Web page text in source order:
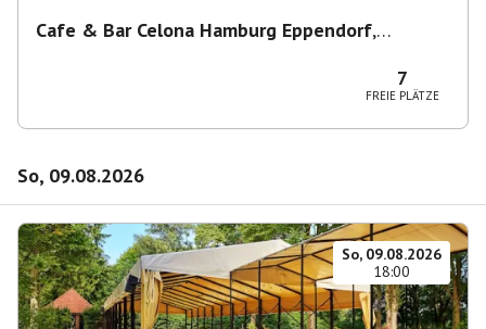
Cafe & Bar Celona Hamburg Eppendorf,
7
FREIE PLÄTZE
So, 09.08.2026
So, 09.08.2026
18:00